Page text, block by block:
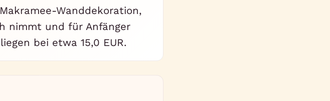
Wanddekoration,
nimmt und für Anfänger
bei etwa 15,0 EUR.